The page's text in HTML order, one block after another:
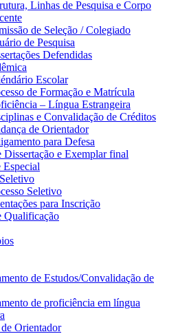
Linhas de Pesquisa e Corpo
de Seleção / Colegiado
de Pesquisa
Defendidas
Escolar
de Formação e Matrícula
– Língua Estrangeira
e Convalidação de Créditos
de Orientador
para Defesa
Dissertação e Exemplar final
Especial
Seletivo
para Inscrição
Qualificação
de Estudos/Convalidação de
de proficiência em língua
Orientador